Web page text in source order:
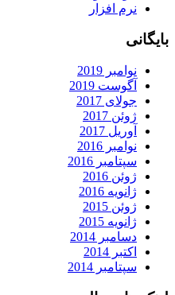
نرم افزار
بایگانی
نوامبر 2019
آگوست 2019
جولای 2017
ژوئن 2017
آوریل 2017
نوامبر 2016
سپتامبر 2016
ژوئن 2016
ژانویه 2016
ژوئن 2015
ژانویه 2015
دسامبر 2014
اکتبر 2014
سپتامبر 2014